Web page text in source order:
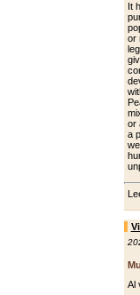
It
or
or
a
Al